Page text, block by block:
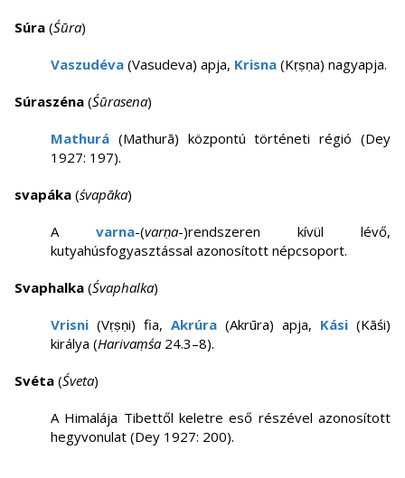
Súra (Śūra)
Vaszudéva (Vasudeva) apja, Krisna (Kṛṣṇa) nagyapja.
Súraszéna (Śūrasena)
Mathurá (Mathurā) központú történeti régió (Dey
1927: 197).
svapáka (śvapāka)
A varna-(varṇa-)rendszeren kívül lévő,
kutyahúsfogyasztással azonosított népcsoport.
Svaphalka (Śvaphalka)
Vrisni (Vṛṣṇi) fia, Akrúra (Akrūra) apja, Kási (Kāśi)
királya (Harivaṃśa 24.3–8).
Svéta (Śveta)
A Himalája Tibettől keletre eső részével azonosított
hegyvonulat (Dey 1927: 200).